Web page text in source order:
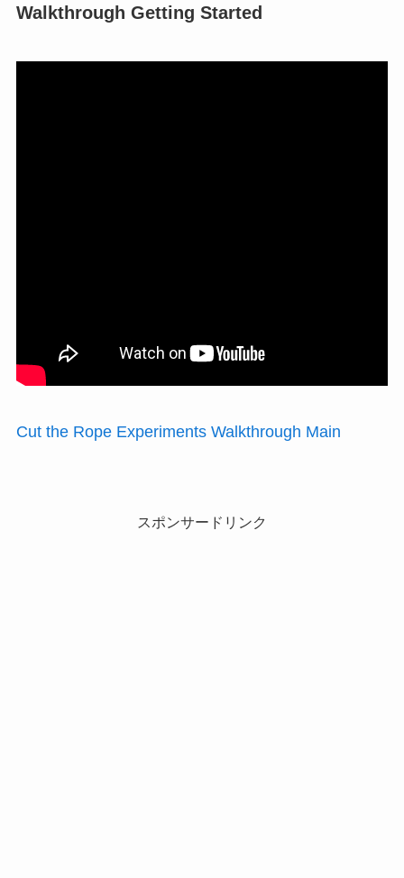
Walkthrough Getting Started
Cut the Rope Experiments Walkthrough Main
スポンサードリンク